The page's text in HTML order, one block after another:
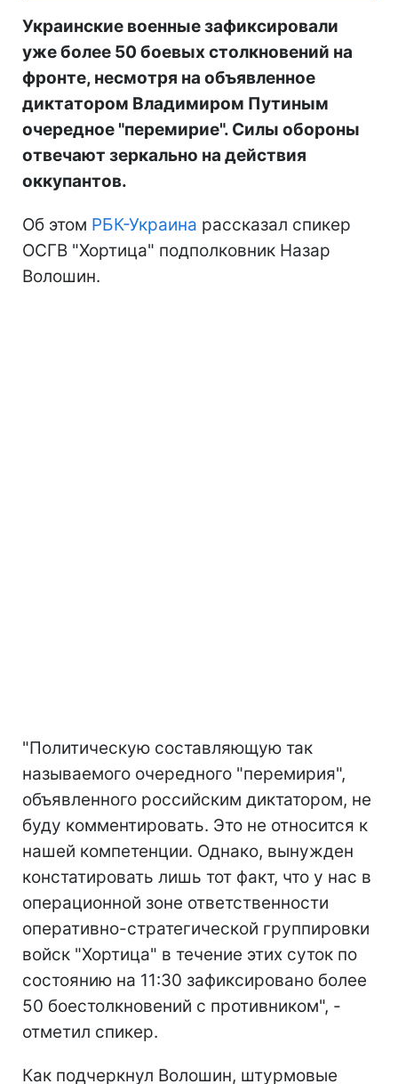
Украинские военные зафиксировали
уже более 50 боевых столкновений на
фронте, несмотря на объявленное
диктатором Владимиром Путиным
очередное "перемирие". Силы обороны
отвечают зеркально на действия
оккупантов.
Об этом РБК-Украина рассказал спикер
ОСГВ "Хортица" подполковник Назар
Волошин.
"Политическую составляющую так
называемого очередного "перемирия",
объявленного российским диктатором, не
буду комментировать. Это не относится к
нашей компетенции. Однако, вынужден
констатировать лишь тот факт, что у нас в
операционной зоне ответственности
оперативно-стратегической группировки
войск "Хортица" в течение этих суток по
состоянию на 11:30 зафиксировано более
50 боестолкновений с противником", -
отметил спикер.
Как подчеркнул Волошин, штурмовые